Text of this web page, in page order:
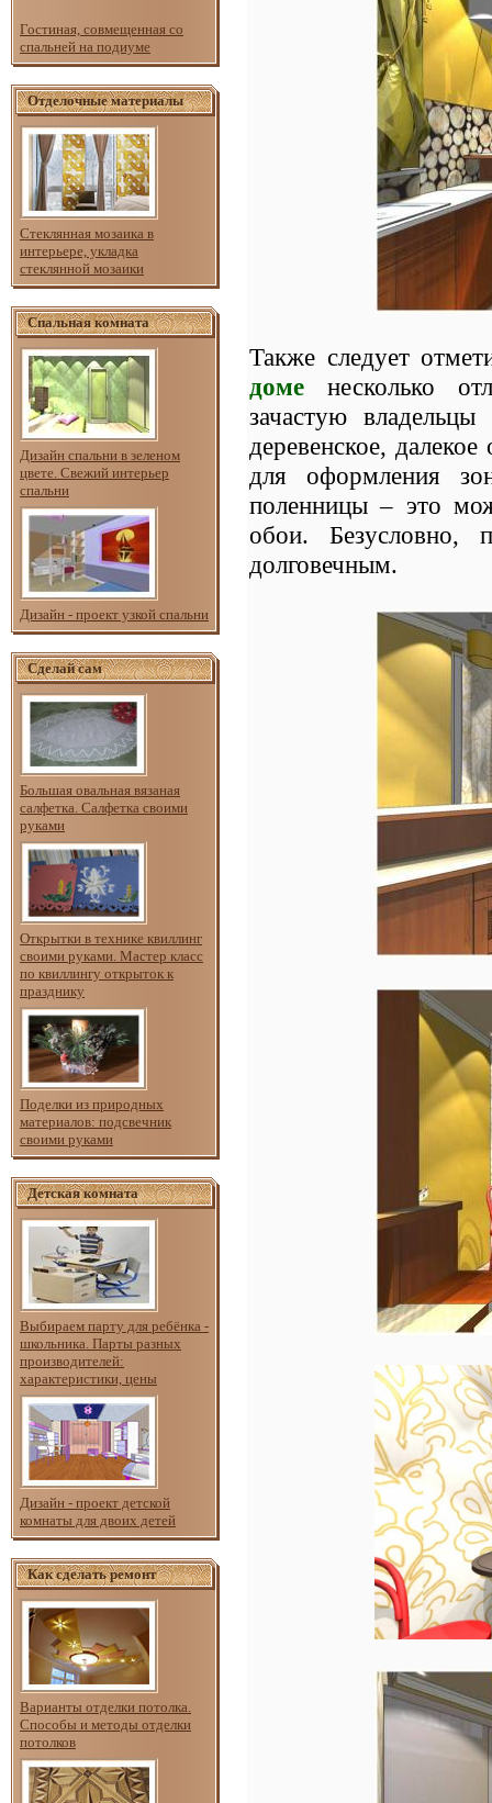
Гостиная, совмещенная со
спальней на подиуме
Отделочные материалы
Стеклянная мозаика в
интерьере, укладка
стеклянной мозаики
Спальная комната
Дизайн спальни в зеленом
цвете. Свежий интерьер
спальни
Дизайн - проект узкой спальни
Сделай сам
Большая овальная вязаная
салфетка. Салфетка своими
руками
Открытки в технике квиллинг
своими руками. Мастер класс
по квиллингу открыток к
празднику
Поделки из природных
материалов: подсвечник
своими руками
Детская комната
Выбираем парту для ребёнка -
школьника. Парты разных
производителей:
характеристики, цены
Дизайн - проект детской
комнаты для двоих детей
Как сделать ремонт
Варианты отделки потолка.
Способы и методы отделки
потолков
Также следует
доме несколько
зачастую
деревенское,
для оформления
поленницы – это
обои. Безусловно,
долговечным.